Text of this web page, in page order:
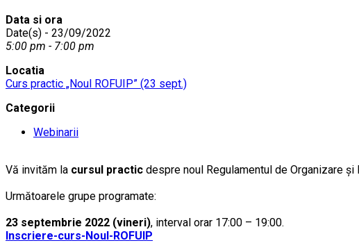
Data si ora
Date(s) - 23/09/2022
5:00 pm - 7:00 pm
Locatia
Curs practic „Noul ROFUIP” (23 sept.)
Categorii
Webinarii
Vă invităm la cursul practic despre noul Regulamentul de Organizare
Următoarele grupe programate:
23 septembrie 2022 (vineri), interval orar 17:00 – 19:00.
Inscriere-curs-Noul-ROFUIP